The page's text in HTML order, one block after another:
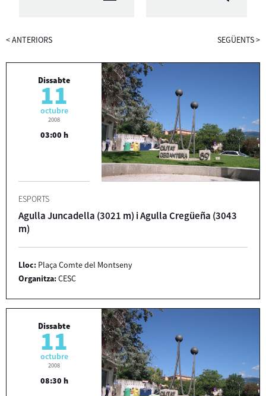
<ANTERIORS SEGÜENTS>
Dissabte
11
octubre
2008
03:00 h
ESPORTS
Agulla Juncadella (3021 m) i Agulla Cregüeña (3043
m)
Lloc: Plaça Comte del Montseny
Organitza:CESC
Dissabte
11
octubre
2008
08:30 h